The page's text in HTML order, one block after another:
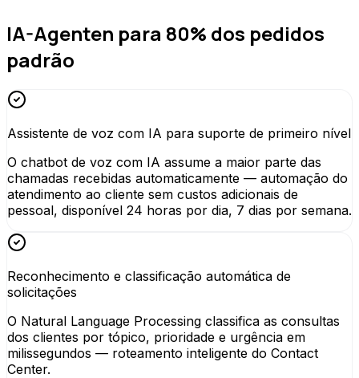
IA-Agenten para 80% dos pedidos
padrão
Assistente de voz com IA para suporte de primeiro nível
O chatbot de voz com IA assume a maior parte das
chamadas recebidas automaticamente — automação do
atendimento ao cliente sem custos adicionais de
pessoal, disponível 24 horas por dia, 7 dias por semana.
Reconhecimento e classificação automática de
solicitações
O Natural Language Processing classifica as consultas
dos clientes por tópico, prioridade e urgência em
milissegundos — roteamento inteligente do Contact
Center.